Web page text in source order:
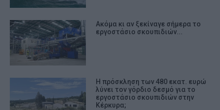
Ακόμα κι αν ξεκίναγε σήμερα το
εργοστάσιο σκουπιδιών...
Η πρόσκληση των 480 εκατ. ευρώ
λύνει τον γόρδιο δεσμό για το
εργοστάσιο σκουπιδιών στην
Κέρκυρα;